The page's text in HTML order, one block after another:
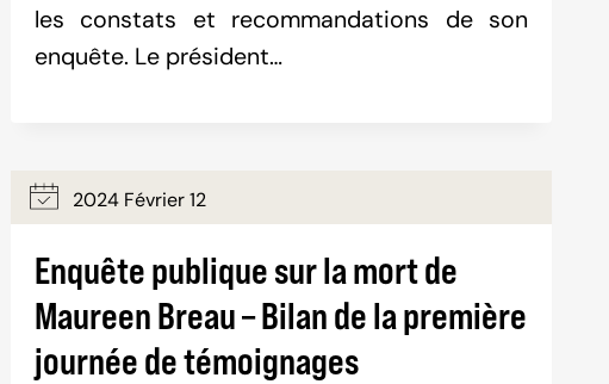
les constats et recommandations de son
enquête. Le président…
2024 Février 12
Enquête publique sur la mort de
Maureen Breau – Bilan de la première
journée de témoignages